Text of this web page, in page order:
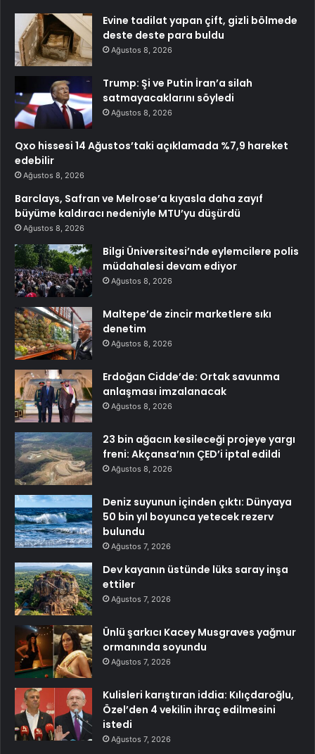
Evine tadilat yapan çift, gizli bölmede
deste deste para buldu
Ağustos 8, 2026
Trump: Şi ve Putin İran’a silah
satmayacaklarını söyledi
Ağustos 8, 2026
Qxo hissesi 14 Ağustos’taki açıklamada %7,9 hareket
edebilir
Ağustos 8, 2026
Barclays, Safran ve Melrose’a kıyasla daha zayıf
büyüme kaldıracı nedeniyle MTU’yu düşürdü
Ağustos 8, 2026
Bilgi Üniversitesi’nde eylemcilere polis
müdahalesi devam ediyor
Ağustos 8, 2026
Maltepe’de zincir marketlere sıkı
denetim
Ağustos 8, 2026
Erdoğan Cidde’de: Ortak savunma
anlaşması imzalanacak
Ağustos 8, 2026
23 bin ağacın kesileceği projeye yargı
freni: Akçansa’nın ÇED’i iptal edildi
Ağustos 8, 2026
Deniz suyunun içinden çıktı: Dünyaya
50 bin yıl boyunca yetecek rezerv
bulundu
Ağustos 7, 2026
Dev kayanın üstünde lüks saray inşa
ettiler
Ağustos 7, 2026
Ünlü şarkıcı Kacey Musgraves yağmur
ormanında soyundu
Ağustos 7, 2026
Kulisleri karıştıran iddia: Kılıçdaroğlu,
Özel’den 4 vekilin ihraç edilmesini
istedi
Ağustos 7, 2026